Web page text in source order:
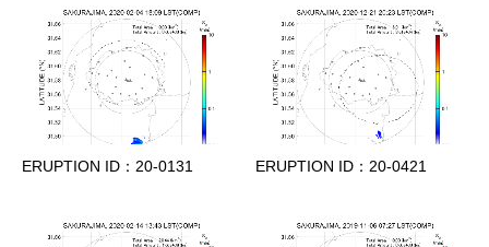
ERUPTION ID：20-0131 ERUPTION ID：20-0421